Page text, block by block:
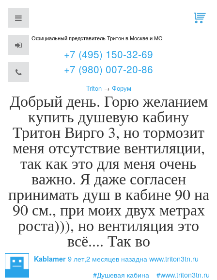
Официальный представитель Тритон в Москве и МО
+7 (495) 150-32-69
+7 (980) 007-20-86
Triton→ Форум
Добрый день. Горю желанием
купить душевую кабину
Тритон Вирго 3, но тормозит
меня отсутствие вентиляции,
так как это для меня очень
важно. Я даже согласен
принимать душ в кабине 90 на
90 см., при моих двух метрах
роста))), но вентиляция это
всё.... Так во
Kablamer 9 лет,2 месяцев назадна www.triton3tn.ru
#Душевая кабина
#www.triton3tn.ru